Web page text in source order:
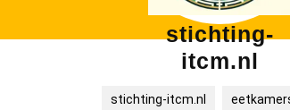
stichting-
itcm.nl
stichting-itcm.nl